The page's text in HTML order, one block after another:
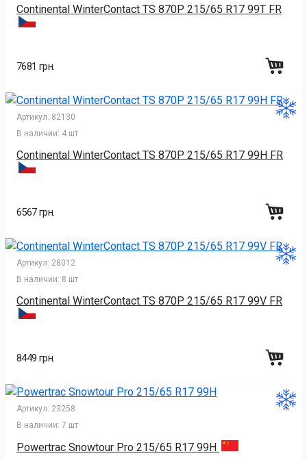
Continental WinterContact TS 870P 215/65 R17 99T FR
7681 грн.
Артикул: 82130
В наличии: 4 шт
Continental WinterContact TS 870P 215/65 R17 99H FR
6567 грн.
Артикул: 28012
В наличии: 8 шт
Continental WinterContact TS 870P 215/65 R17 99V FR
8449 грн.
Артикул: 23258
В наличии: 7 шт
Powertrac Snowtour Pro 215/65 R17 99H